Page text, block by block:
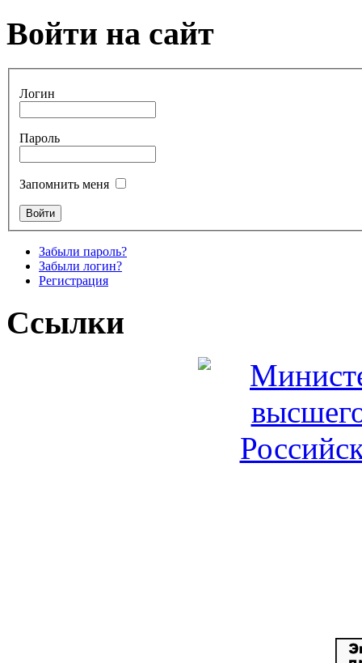
Войти на сайт
Логин
Пароль
Запомнить меня
Забыли пароль?
Забыли логин?
Регистрация
Ссылки